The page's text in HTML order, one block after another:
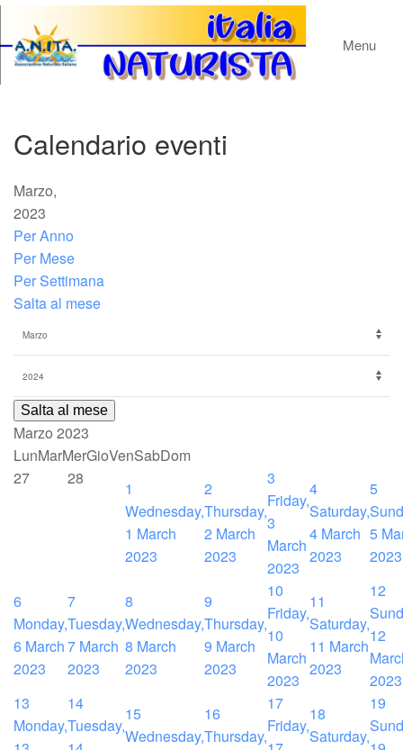
Menu
Calendario eventi
Marzo,
2023
Per Anno
Per Mese
Per Settimana
Salta al mese
Salta al mese
Marzo 2023
LunMarMerGioVenSabDom
27
28
1
Wednesday,
1 March
2023
2
Thursday,
2 March
2023
3
Friday,
3
March
2023
4
Saturday,
4 March
2023
5
5
2023
6
Monday,
6 March
2023
7
Tuesday,
7 March
2023
8
Wednesday,
8 March
2023
9
Thursday,
9 March
2023
10
Friday,
10
March
2023
11
Saturday,
11 March
2023
12
12
2023
13
Monday,
14
Tuesday,
15
Wednesday,
16
Thursday,
17
Friday,
18
Saturday,
19